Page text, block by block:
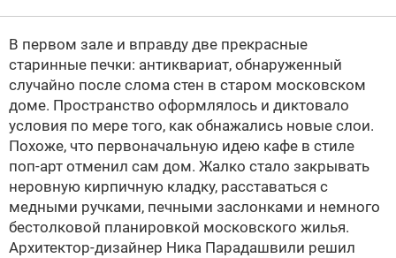
В первом зале и вправду две прекрасные
старинные печки: антиквариат, обнаруженный
случайно после слома стен в старом московском
доме. Пространство оформлялось и диктовало
условия по мере того, как обнажались новые слои.
Похоже, что первоначальную идею кафе в стиле
поп-арт отменил сам дом. Жалко стало закрывать
неровную кирпичную кладку, расставаться с
медными ручками, печными заслонками и немного
бестолковой планировкой московского жилья.
Архитектор-дизайнер Ника Парадашвили решил